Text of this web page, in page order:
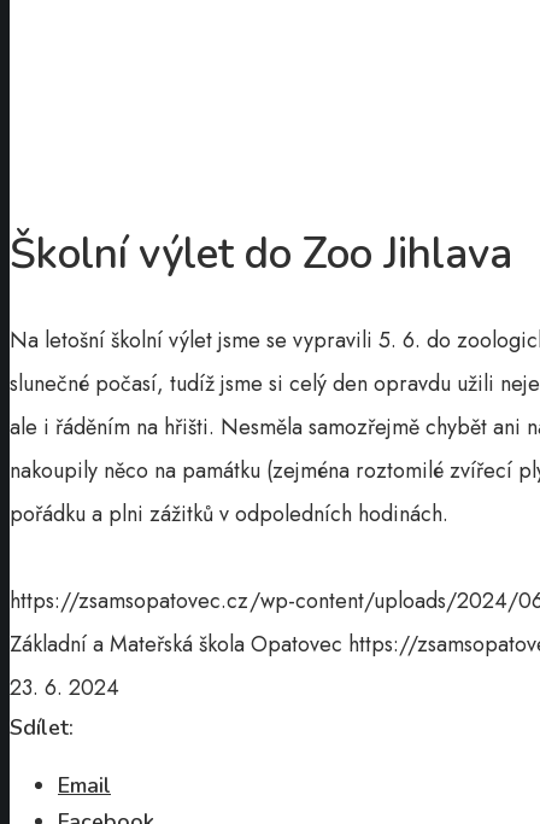
Školní výlet do Zoo Jihlava
Na letošní školní výlet jsme se vypravili 5. 6. do
slunečné počasí, tudíž jsme si celý den opravdu užili
ale i řáděním na hřišti. Nesměla samozřejmě chybět ani
nakoupily něco na památku (zejména roztomilé zvířecí
pořádku a plni zážitků v odpoledních hodinách.
https://zsamsopatovec.cz/wp-content/uploads/2024/
Základní a Mateřská škola Opatovec https://
23. 6. 2024
Sdílet:
Email